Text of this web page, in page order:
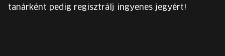
tanárként pedig regisztrálj ingyenes jegyért!